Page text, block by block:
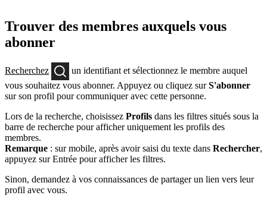
Trouver des membres auxquels vous
abonner
Recherchez
un identifiant et sélectionnez le membre auquel
vous souhaitez vous abonner. Appuyez ou cliquez surS'abonner
sur son profil pour communiquer avec cette personne.
Lors de la recherche, choisissez Profils dans les filtres situés sous la
barre de recherche pour afficher uniquement les profils des
membres.
Remarque : sur mobile, après avoir saisi du texte dans Rechercher,
appuyez sur Entrée pour afficher les filtres.
Sinon, demandez à vos connaissances de partager un lien vers leur
profil avec vous.